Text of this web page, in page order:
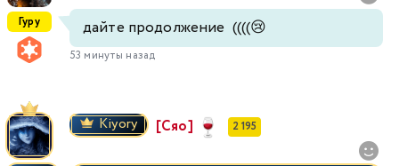
Гуру дайте продолжение ((((😢
53 минуты назад
Kiyory [Сяо] 2 195